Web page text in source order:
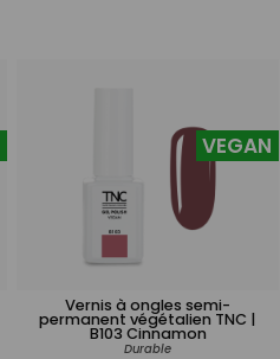
Vernis à ongles semi-
permanent végétalien TNC |
B103 Cinnamon
Durable
VEGAN